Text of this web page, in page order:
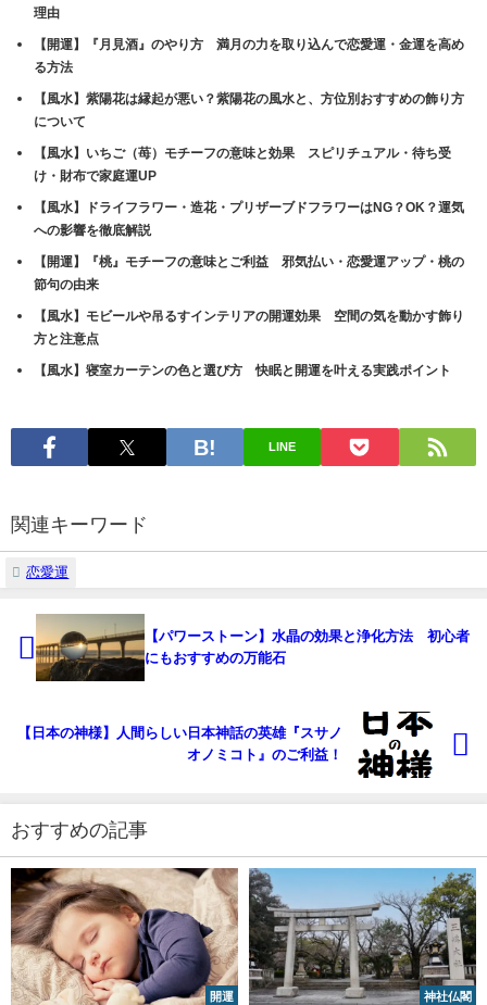
理由
【開運】『月見酒』のやり方 満月の力を取り込んで恋愛運・金運を高め
る方法
【風水】紫陽花は縁起が悪い？紫陽花の風水と、方位別おすすめの飾り方
について
【風水】いちご（苺）モチーフの意味と効果 スピリチュアル・待ち受
け・財布で家庭運UP
【風水】ドライフラワー・造花・プリザーブドフラワーはNG？OK？運気
への影響を徹底解説
【開運】『桃』モチーフの意味とご利益 邪気払い・恋愛運アップ・桃の
節句の由来
【風水】モビールや吊るすインテリアの開運効果 空間の気を動かす飾り
方と注意点
【風水】寝室カーテンの色と選び方 快眠と開運を叶える実践ポイント
LINE
関連キーワード
恋愛運
【パワーストーン】水晶の効果と浄化方法 初心者
にもおすすめの万能石
【日本の神様】人間らしい日本神話の英雄『スサノ
オノミコト』のご利益！
おすすめの記事
開運 神社仏閣